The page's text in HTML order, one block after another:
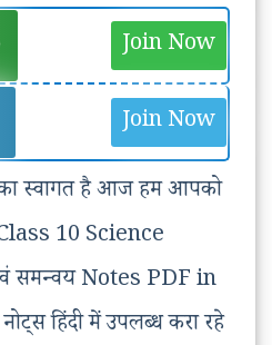
Join Now
Join Now
का स्वागत है आज हम आपको
10 Science
समन्वय Notes PDF in
हिंदी में उपलब्ध करा रहे